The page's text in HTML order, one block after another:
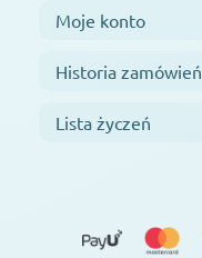
Moje konto
Historia zamówień
Lista życzeń